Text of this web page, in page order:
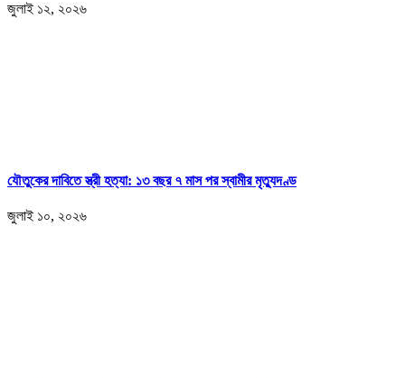
জুলাই ১২, ২০২৬
যৌতুকের দাবিতে স্ত্রী হত্যা: ১৩ বছর ৭ মাস পর স্বামীর মৃত্যুদণ্ড
জুলাই ১০, ২০২৬